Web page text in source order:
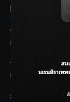
Recent Posts
ชลประทานเชียงให
ยังไม่ล้นตลิ่ง
ฟาดลุคใหม่! “แบม
แกะท่า #นอกจอนอ
กรมชลฯ รับฟังปร